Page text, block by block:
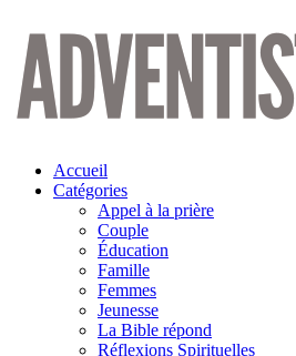
Aller
contenu
Accueil
Catégories
Appel à la prière
Couple
Éducation
Famille
Femmes
Jeunesse
La Bible répond
Réflexions Spirituelles